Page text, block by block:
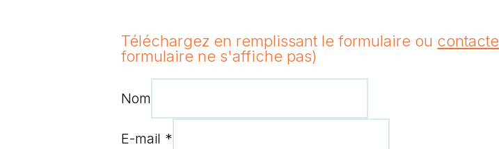
Téléchargez en remplissant le formulaire ou
formulaire ne s'affiche pas)
Nom
E-mail *